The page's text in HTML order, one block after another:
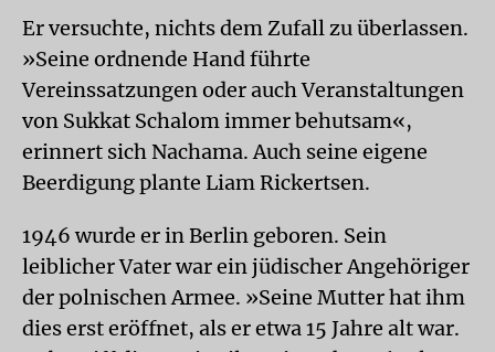
Er versuchte, nichts dem Zufall zu überlassen.
»Seine ordnende Hand führte
Vereinssatzungen oder auch Veranstaltungen
von Sukkat Schalom immer behutsam«,
erinnert sich Nachama. Auch seine eigene
Beerdigung plante Liam Rickertsen.
1946 wurde er in Berlin geboren. Sein
leiblicher Vater war ein jüdischer Angehöriger
der polnischen Armee. »Seine Mutter hat ihm
dies erst eröffnet, als er etwa 15 Jahre alt war.